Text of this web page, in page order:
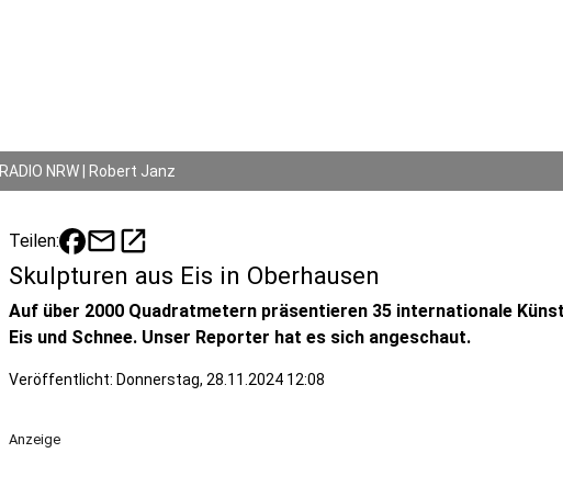
RADIO NRW | Robert Janz
Teilen: mailopen_in_new
Skulpturen aus Eis in Oberhausen
Auf über 2000 Quadratmetern präsentieren 35 internationale
Eis und Schnee. Unser Reporter hat es sich angeschaut.
Veröffentlicht: Donnerstag, 28.11.2024 12:08
Anzeige